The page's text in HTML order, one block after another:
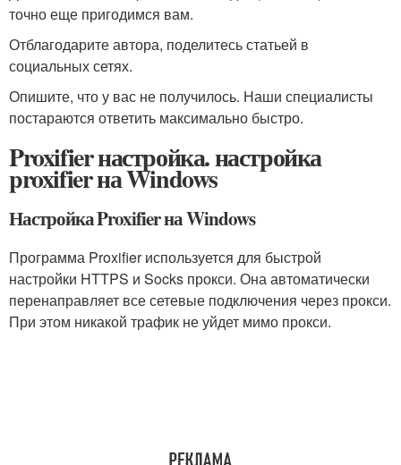
точно еще пригодимся вам.
Отблагодарите автора, поделитесь статьей в
социальных сетях.
Опишите, что у вас не получилось. Наши специалисты
постараются ответить максимально быстро.
Proxifier настройка. настройка
proxifier на Windows
Настройка Proxifier на Windows
Программа Proxifier используется для быстрой
настройки HTTPS и Socks прокси. Она автоматически
перенаправляет все сетевые подключения через прокси.
При этом никакой трафик не уйдет мимо прокси.